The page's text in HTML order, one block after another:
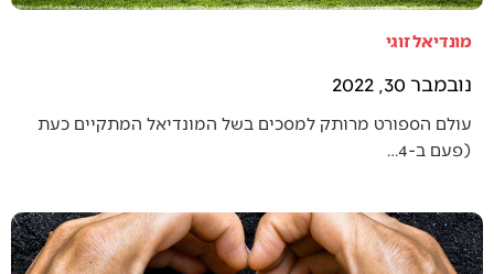
מונדיאל זוגי
נובמבר 30, 2022
עולם הספורט מרותק למסכים בשל המונדיאל המתקיים כעת
(פעם ב-4…